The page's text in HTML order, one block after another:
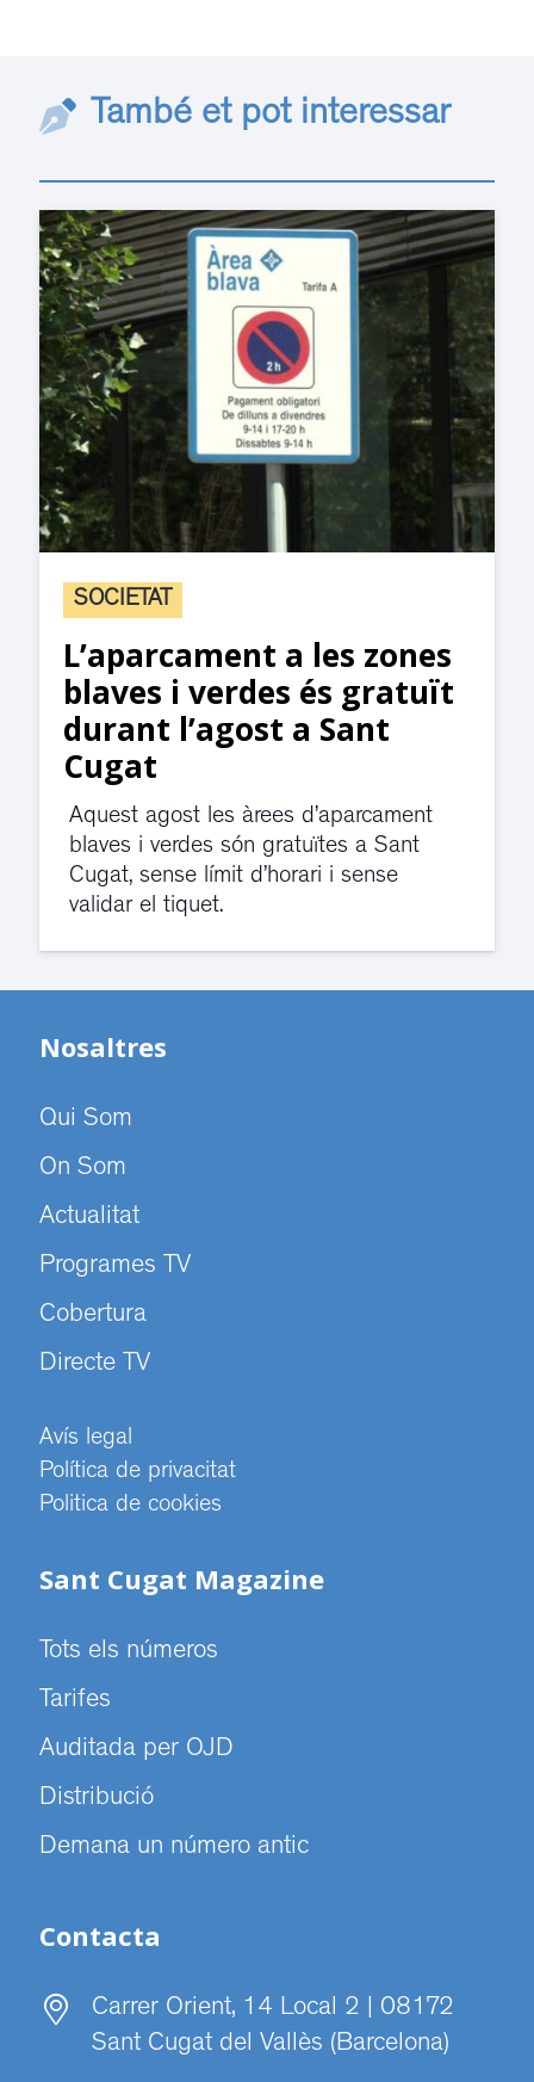
També et pot interessar
SOCIETAT
L’aparcament a les zones
blaves i verdes és gratuït
durant l’agost a Sant
Cugat
Aquest agost les àrees d’aparcament
blaves i verdes són gratuïtes a Sant
Cugat, sense límit d’horari i sense
validar el tiquet.
Nosaltres
Qui Som
On Som
Actualitat
Programes TV
Cobertura
Directe TV
Avís legal
Política de privacitat
Politica de cookies
Sant Cugat Magazine
Tots els números
Tarifes
Auditada per OJD
Distribució
Demana un número antic
Contacta
Carrer Orient, 14 Local 2 | 08172
Sant Cugat del Vallès (Barcelona)